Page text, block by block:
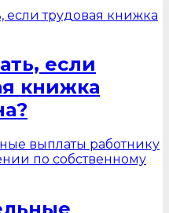
если
книжка